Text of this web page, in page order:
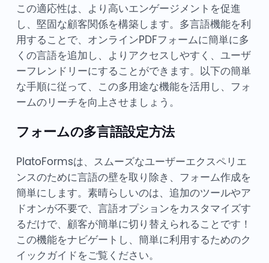
この適応性は、より高いエンゲージメントを促進
し、堅固な顧客関係を構築します。多言語機能を利
用することで、オンラインPDFフォームに簡単に多
くの言語を追加し、よりアクセスしやすく、ユーザ
ーフレンドリーにすることができます。以下の簡単
な手順に従って、この多用途な機能を活用し、フォ
ームのリーチを向上させましょう。
フォームの多言語設定方法
PlatoFormsは、スムーズなユーザーエクスペリエ
ンスのために言語の壁を取り除き、フォーム作成を
簡単にします。素晴らしいのは、追加のツールやア
ドオンが不要で、言語オプションをカスタマイズす
るだけで、顧客が簡単に切り替えられることです！
この機能をナビゲートし、簡単に利用するためのク
イックガイドをご覧ください。